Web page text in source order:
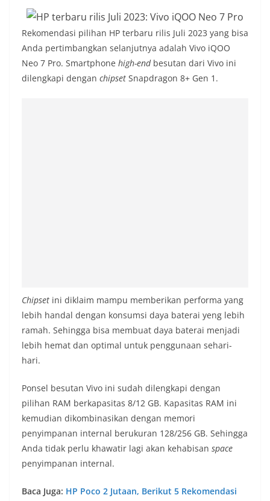
Rekomendasi pilihan HP terbaru rilis Juli 2023 yang bisa
Anda pertimbangkan selanjutnya adalah Vivo iQOO
Neo 7 Pro. Smartphone high-endbesutan dari Vivo ini
dilengkapi dengan chipset Snapdragon 8+ Gen 1.
Chipset ini diklaim mampu memberikan performa yang
lebih handal dengan konsumsi daya baterai yeng lebih
ramah. Sehingga bisa membuat daya baterai menjadi
lebih hemat dan optimal untuk penggunaan sehari-
hari.
Ponsel besutan Vivo ini sudah dilengkapi dengan
pilihan RAM berkapasitas 8/12 GB. Kapasitas RAM ini
kemudian dikombinasikan dengan memori
penyimpanan internal berukuran 128/256 GB. Sehingga
Anda tidak perlu khawatir lagi akan kehabisan space
penyimpanan internal.
Baca Juga: HP Poco 2 Jutaan, Berikut 5 Rekomendasi